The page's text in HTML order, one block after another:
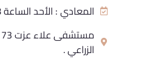
المعادي : الأحد الساعة 8 م من كل إسبوع
الزراعي .